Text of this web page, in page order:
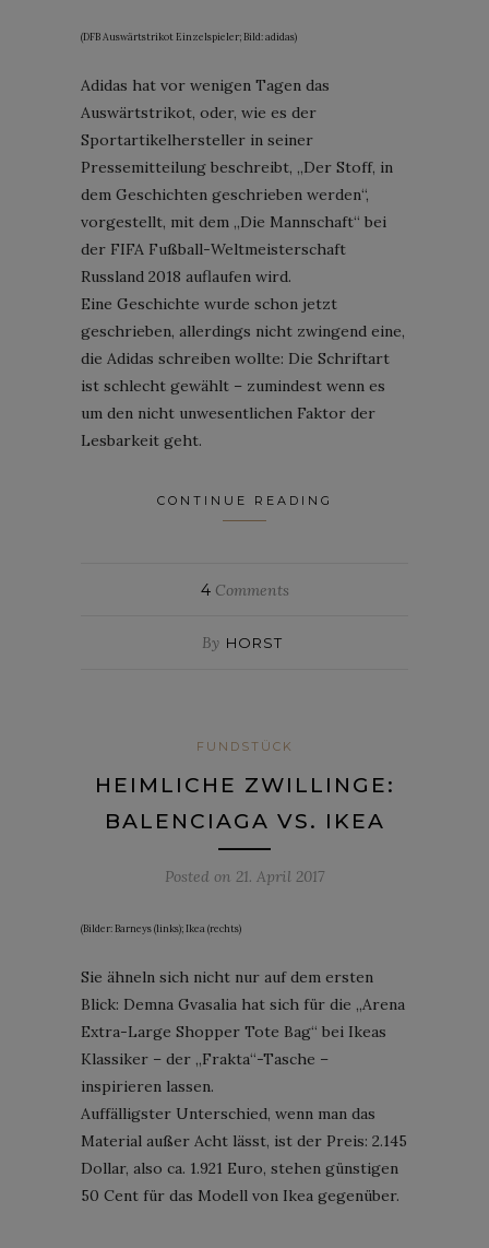
(DFB Auswärtstrikot Einzelspieler; Bild: adidas)
Adidas hat vor wenigen Tagen das
Auswärtstrikot, oder, wie es der
Sportartikelhersteller in seiner
Pressemitteilung beschreibt, „Der Stoff, in
dem Geschichten geschrieben werden“,
vorgestellt, mit dem „Die Mannschaft“ bei
der FIFA Fußball-Weltmeisterschaft
Russland 2018 auflaufen wird.
Eine Geschichte wurde schon jetzt
geschrieben, allerdings nicht zwingend eine,
die Adidas schreiben wollte: Die Schriftart
ist schlecht gewählt – zumindest wenn es
um den nicht unwesentlichen Faktor der
Lesbarkeit geht.
CONTINUE READING
4Comments
By HORST
FUNDSTÜCK
HEIMLICHE ZWILLINGE:
BALENCIAGA VS. IKEA
Posted on 21. April 2017
(Bilder: Barneys (links); Ikea (rechts)
Sie ähneln sich nicht nur auf dem ersten
Blick: Demna Gvasalia hat sich für die „Arena
Extra-Large Shopper Tote Bag“ bei Ikeas
Klassiker – der „Frakta“-Tasche –
inspirieren lassen.
Auffälligster Unterschied, wenn man das
Material außer Acht lässt, ist der Preis: 2.145
Dollar, also ca. 1.921 Euro, stehen günstigen
50 Cent für das Modell von Ikea gegenüber.